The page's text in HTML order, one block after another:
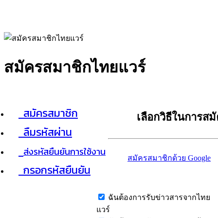
สมัครสมาชิกไทยแวร์
สมัครสมาชิก
ลืมรหัสผ่าน
ส่งรหัสยืนยันการใช้งาน
กรอกรหัสยืนยัน
เลือกวิธีในการส
สมัครสมาชิกด้วย Google
ฉันต้องการรับข่าวสารจากไทย
แวร์